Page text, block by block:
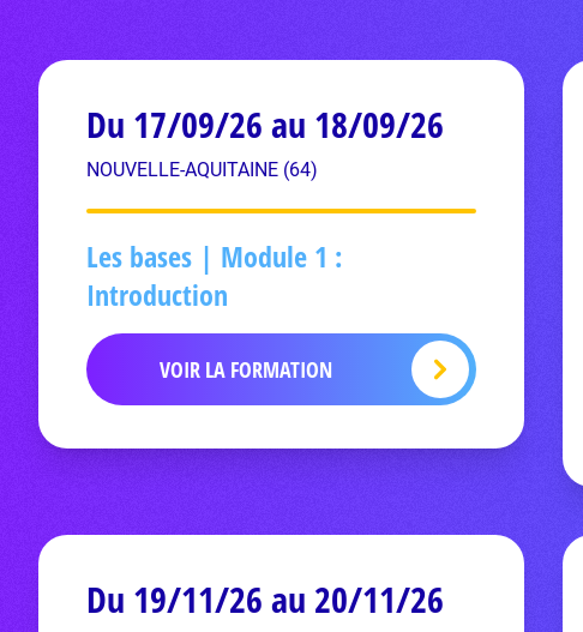
Du 17/09/26 au 18/09/26
NOUVELLE-AQUITAINE (64)
Les bases | Module 1 :
Introduction
VOIR LA FORMATION
Du 19/11/26 au 20/11/26